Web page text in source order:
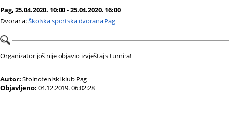
Pag, 25.04.2020. 10:00 - 25.04.2020. 16:00
Dvorana:Školska sportska dvorana Pag
Organizator još nije objavio izvještaj s turnira!
Autor: Stolnoteniski klub Pag
Objavljeno: 04.12.2019. 06:02:28